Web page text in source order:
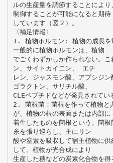
ルの生産量を調節することによ
制御することが可能になると期待
しています（図２）。
〈補足情報〉
1. 植物ホルモン: 植物の成長を
一般的に植物ホルモンは、植物
でごくわずかしか作られない。
ン、サイトカイニン、 エチ
レン、ジャスモン酸、アブシジ
ゴラクトン、サリチル酸、
CLEペプチドなどが発見されてい
2. 菌根菌：菌根を作って植物と
が、植物の根の表面または内部に
着生したものを菌根という。菌
糸を張り巡らし、主にリン
酸や窒素を吸収して宿主植物に
して、植物が光合成により
生産した糖などの炭素化合物を